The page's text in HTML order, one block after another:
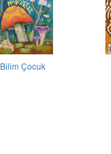
Bilim Çocuk